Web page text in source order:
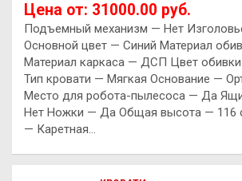
Цена от: 31000.00 руб.
Подъемный механизм — Нет
Основной цвет — Синий Материал
Материал каркаса — ДСП Цвет
Тип кровати — Мягкая Основание —
Место для робота-пылесоса — Да
Нет Ножки — Да Общая высота — 116
— Каретная…